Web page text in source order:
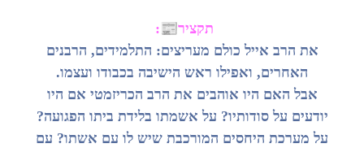
תקציר📰
:
את הרב אייל כולם מעריצים: התלמידים, הרבנים
האחרים, ואפילו ראש הישיבה בכבודו ועצמו.
אבל האם היו אוהבים את הרב הכריזמטי אם היו
יודעים על סודותיו? על אשמתו בלידת ביתו הפגועה?
על מערכת היחסים המורכבת שיש לו עם אשתו? עם